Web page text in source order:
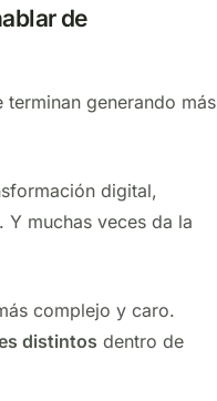
de
generando más
digital,
Y muchas veces da la
complejo y caro.
distintos dentro de